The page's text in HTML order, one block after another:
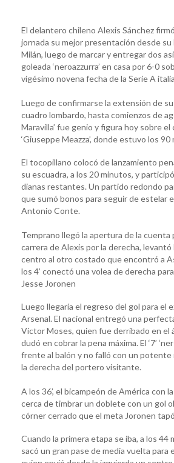
El delantero chileno Alexis Sánchez
jornada su mejor presentación desde
Milán, luego de marcar y entregar dos
goleada ‘neroazzurra’ en casa por 6-0
vigésimo novena fecha de la Serie A
Luego de confirmarse la extensión de
cuadro lombardo, hasta comienzos de
Maravilla’ fue genio y figura hoy sobre
‘Giuseppe Meazza’, donde estuvo los 90
El tocopillano colocó de lanzamiento
su escuadra, a los 20 minutos, y
dianas restantes. Un partido redondo
que sumó bonos para seguir de estelar
Antonio Conte.
Temprano llegó la apertura de la cuenta
carrera de Alexis por la derecha, levantó
centro al otro costado que encontró a
los 4’ conectó una volea de derecha
Jesse Joronen
Luego llegaría el regreso del gol para el
Arsenal. El nacional entregó una
Victor Moses, quien fue derribado en el
dudó en cobrar la pena máxima. El ‘7’
frente al balón y no falló con un potente
la derecha del portero visitante.
A los 36’, el bicampeón de América con
cerca de timbrar un doblete con un gol
córner cerrado que el meta Joronen
Cuando la primera etapa se iba, a los 44
sacó un gran pase de media vuelta para